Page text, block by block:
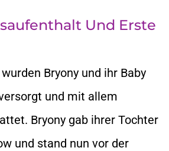
Und Erste
Bryony und ihr Baby
und mit allem
Bryony gab ihrer Tochter
und stand nun vor der